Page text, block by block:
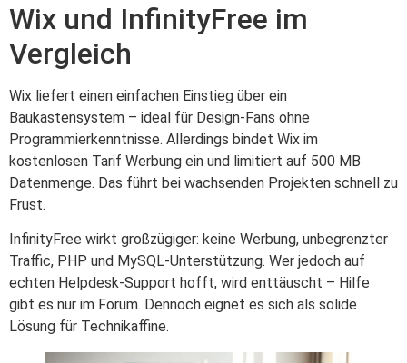
Wix und InfinityFree im
Vergleich
Wix liefert einen einfachen Einstieg über ein
Baukastensystem – ideal für Design-Fans ohne
Programmierkenntnisse. Allerdings bindet Wix im
kostenlosen Tarif Werbung ein und limitiert auf 500 MB
Datenmenge. Das führt bei wachsenden Projekten schnell zu
Frust.
InfinityFree wirkt großzügiger: keine Werbung, unbegrenzter
Traffic, PHP und MySQL-Unterstützung. Wer jedoch auf
echten Helpdesk-Support hofft, wird enttäuscht – Hilfe
gibt es nur im Forum. Dennoch eignet es sich als solide
Lösung für Technikaffine.